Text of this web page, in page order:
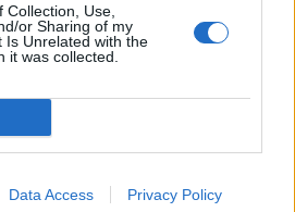
Use,
or Sharing of my
Is Unrelated with the
it was collected.
Data Access Privacy Policy
saúdam Banda
pelo 1º lugar no
de Valência